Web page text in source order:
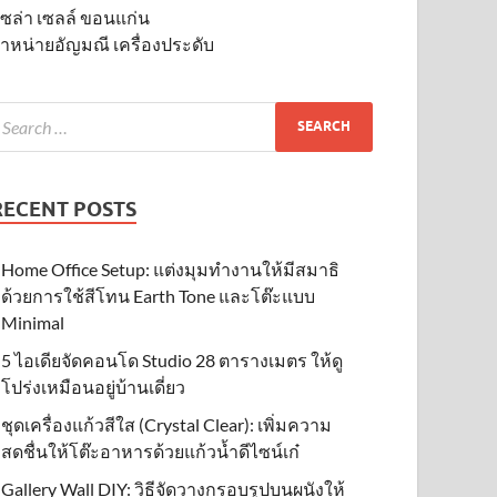
ล่า เซลล์ ขอนแก่น
หน่ายอัญมณี เครื่องประดับ
POSTS
Home Office Setup: แต่งมุมทำงานให้มีสมาธิ
ด้วยการใช้สีโทน Earth Tone และโต๊ะแบบ
Minimal
5 ไอเดียจัดคอนโด Studio 28 ตารางเมตร ให้ดู
โปร่งเหมือนอยู่บ้านเดี่ยว
ชุดเครื่องแก้วสีใส (Crystal Clear): เพิ่มความ
สดชื่นให้โต๊ะอาหารด้วยแก้วน้ำดีไซน์เก๋
Gallery Wall DIY: วิธีจัดวางกรอบรูปบนผนังให้